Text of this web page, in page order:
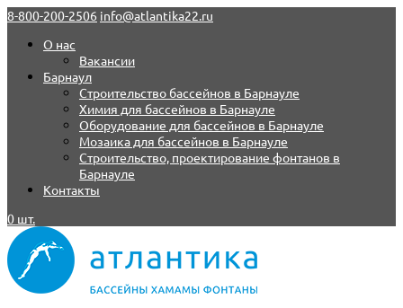
8-800-200-2506 info@atlantika22.ru
О нас
Вакансии
Барнаул
Строительство бассейнов в Барнауле
Химия для бассейнов в Барнауле
Оборудование для бассейнов в Барнауле
Мозаика для бассейнов в Барнауле
Строительство, проектирование фонтанов в
Барнауле
Контакты
0 шт.